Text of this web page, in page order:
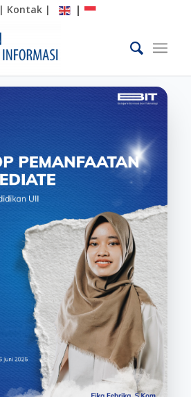
| Kontak |